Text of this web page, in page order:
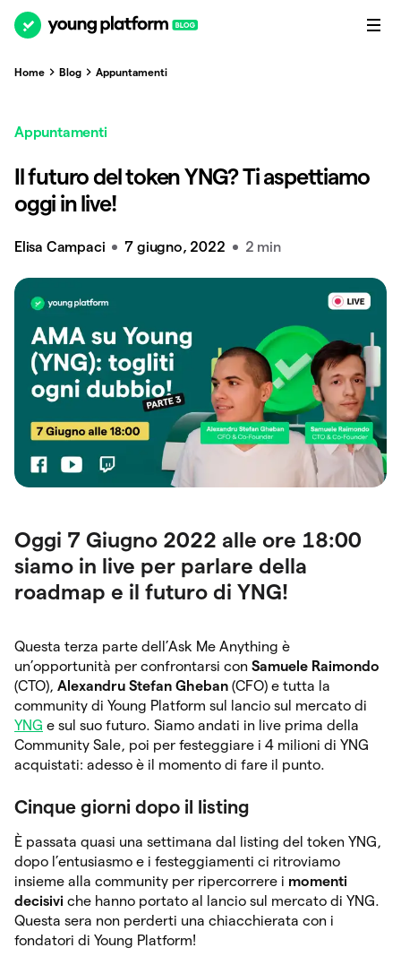
Home Blog Appuntamenti
Appuntamenti
Il futuro del token YNG? Ti aspettiamo
oggi in live!
Elisa Campaci 7 giugno, 2022 2 min
Oggi 7 Giugno 2022 alle ore 18:00
siamo in live per parlare della
roadmap e il futuro di YNG!
Questa terza parte dell’Ask Me Anything è
un’opportunità per confrontarsi con Samuele Raimondo
(CTO), Alexandru Stefan Gheban (CFO) e tutta la
community di Young Platform sul lancio sul mercato di
YNG e sul suo futuro. Siamo andati in live prima della
Community Sale, poi per festeggiare i 4 milioni di YNG
acquistati: adesso è il momento di fare il punto.
Cinque giorni dopo il listing
È passata quasi una settimana dal listing del token YNG,
dopo l’entusiasmo e i festeggiamenti ci ritroviamo
insieme alla community per ripercorrere i momenti
decisivi che hanno portato al lancio sul mercato di YNG.
Questa sera non perderti una chiacchierata con i
fondatori di Young Platform!